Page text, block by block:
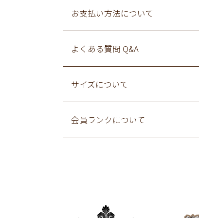
お支払い方法について
よくある質問 Q&A
サイズについて
会員ランクについて